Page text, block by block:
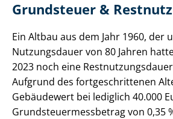
Grundsteuer &
Ein Altbau aus dem Jahr 1960, der
Nutzungsdauer von 80 Jahren
2023 noch eine
Aufgrund des fort­ge­schrit­te­nen
Gebäudewert bei lediglich 40.000
Grund­steu­er­mess­be­trag von 0,35